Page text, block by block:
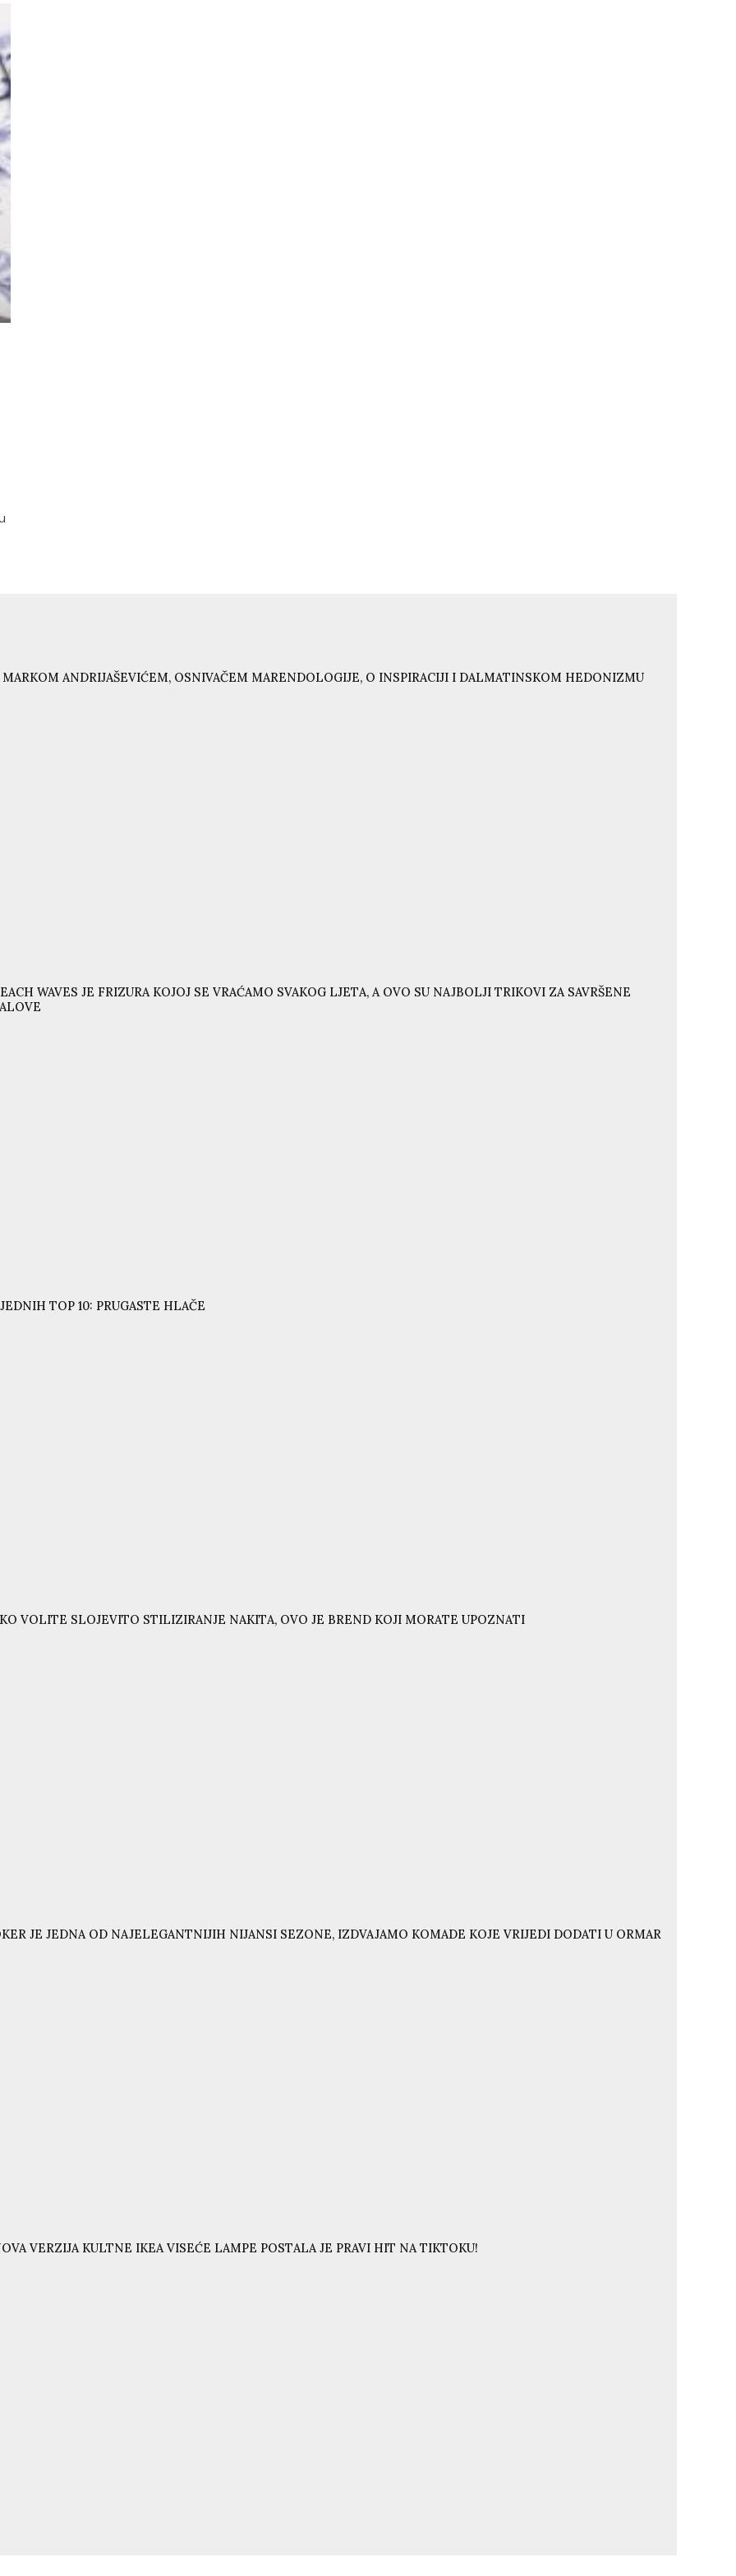
MARKOM ANDRIJAŠEVIĆEM, OSNIVAČEM MARENDOLOGIJE, O INSPIRACIJI I DALMATINSKOM HEDONIZMU
WAVES JE FRIZURA KOJOJ SE VRAĆAMO SVAKOG LJETA, A OVO SU NAJBOLJI TRIKOVI ZA SAVRŠENE
TOP 10: PRUGASTE HLAČE
VOLITE SLOJEVITO STILIZIRANJE NAKITA, OVO JE BREND KOJI MORATE UPOZNATI
JE JEDNA OD NAJELEGANTNIJIH NIJANSI SEZONE, IZDVAJAMO KOMADE KOJE VRIJEDI DODATI U ORMAR
VERZIJA KULTNE IKEA VISEĆE LAMPE POSTALA JE PRAVI HIT NA TIKTOKU!